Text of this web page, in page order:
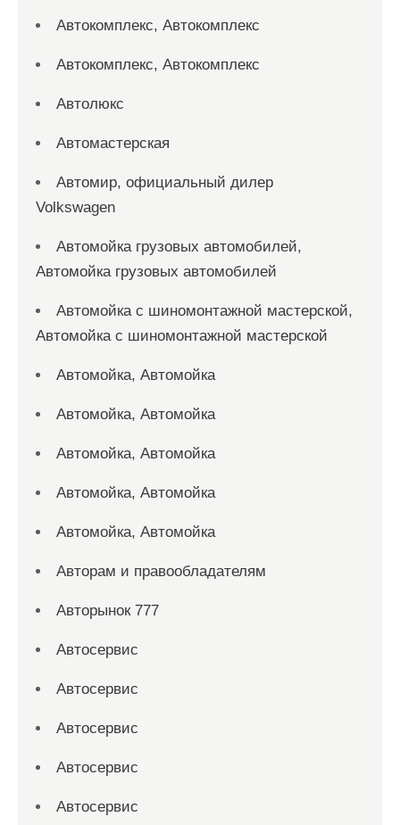
Автокомплекс, Автокомплекс
Автокомплекс, Автокомплекс
Автолюкс
Автомастерская
Автомир, официальный дилер
Volkswagen
Автомойка грузовых автомобилей,
Автомойка грузовых автомобилей
Автомойка с шиномонтажной мастерской,
Автомойка с шиномонтажной мастерской
Автомойка, Автомойка
Автомойка, Автомойка
Автомойка, Автомойка
Автомойка, Автомойка
Автомойка, Автомойка
Авторам и правообладателям
Авторынок 777
Автосервис
Автосервис
Автосервис
Автосервис
Автосервис